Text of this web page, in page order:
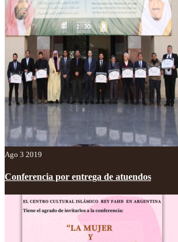
Ago 3 2019
Conferencia por entrega de atuendos